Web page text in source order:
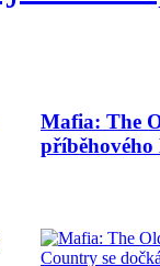
Mafia: The